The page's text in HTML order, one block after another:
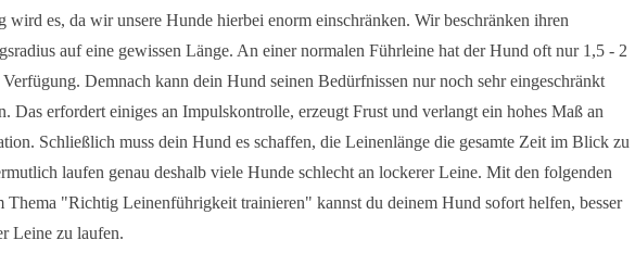
wird es, da wir unsere Hunde hierbei enorm einschränken. Wir beschränken ihren
auf eine gewissen Länge. An einer normalen Führleine hat der Hund oft nur 1,5 - 2
Demnach kann dein Hund seinen Bedürfnissen nur noch sehr eingeschränkt
Das erfordert einiges an Impulskontrolle, erzeugt Frust und verlangt ein hohes Maß an
Schließlich muss dein Hund es schaffen, die Leinenlänge die gesamte Zeit im Blick zu
laufen genau deshalb viele Hunde schlecht an lockerer Leine. Mit den folgenden
Thema "Richtig Leinenführigkeit trainieren" kannst du deinem Hund sofort helfen, besser
Leine zu laufen.